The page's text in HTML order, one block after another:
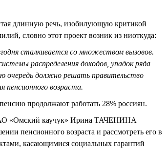
длинную речь, изобилующую критикой
словно этот проект возник из ниоткуда:
сталкивается со множеством вызовов.
распределения доходов, упадок ряда
очередь должно решать правительство
пенсионного возраста.
продолжают работать 28% россиян.
АО «Омский каучук» Ирина ТАЧЕНИНА
пенсионного возраста и рассмотреть его в
касающимися социальных гарантий